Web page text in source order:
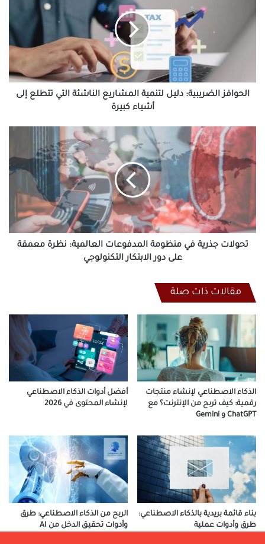
إلى
أشياء
الحوافز الضريبية: دليل لتنمية المشاريع الناشئة التي تتطلع إلى
أشياء كبيرة
تحولات
في
منظومة
المدفوعات
نظرة
معمقة
على
دورتحولات جذرية في منظومة المدفوعات العالمية: نظرة معمقة
على دور الابتكار التكنولوجي
مقالات ذات صلة
الذكاء الاصطناعي لإنشاء منتجات
رقمية: كيف تربح من الإنترنت؟ مع
ChatGPT و Gemini
أفضل أدوات الذكاء الاصطناعي
لإنشاء المحتوى في 2026
بناء قائمة بريدية بالذكاء الاصطناعي:
طرق وأدوات عملية
الربح من الذكاء الاصطناعي: طرق
وأدوات تحقيق الدخل من AI